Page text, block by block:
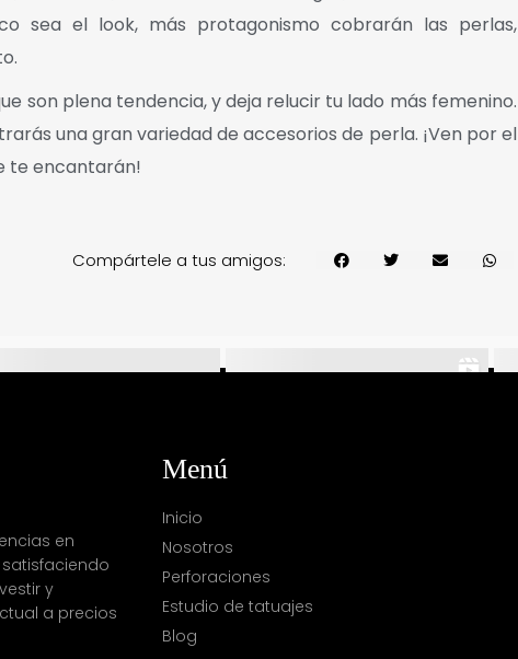
sea el look, más protagonismo cobrarán las perlas,
son plena tendencia, y deja relucir tu lado más femenino.
una gran variedad de accesorios de perla. ¡Ven por el
te encantarán!
Compártele a tus amigos:
en
y
a precios
Menú
Inicio
Nosotros
Perforaciones
Estudio de tatuajes
Blog